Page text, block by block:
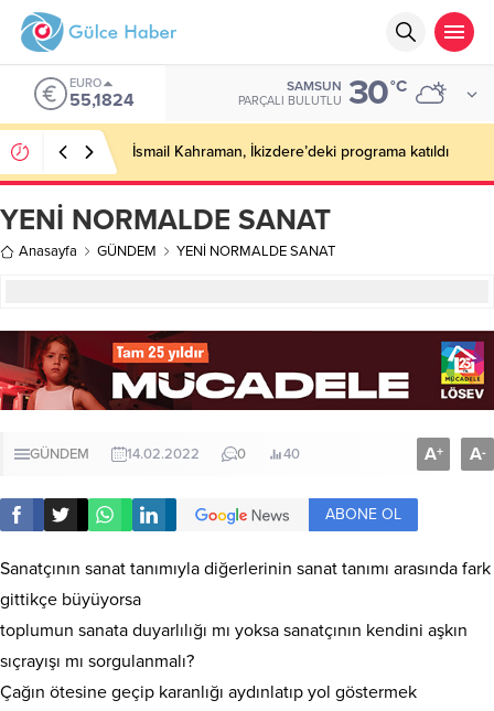
EURO
55,1824
SAMSUN
PARÇALI BULUTLU 30°C
İsmail Kahraman, İkizdere’deki programa katıldı
YENİ NORMALDE SANAT
Anasayfa GÜNDEM YENİ NORMALDE SANAT
GÜNDEM 14.02.2022 0 40 A+ A-
ABONE OL
Sanatçının sanat tanımıyla diğerlerinin sanat tanımı arasında fark
gittikçe büyüyorsa
toplumun sanata duyarlılığı mı yoksa sanatçının kendini aşkın
sıçrayışı mı sorgulanmalı?
Çağın ötesine geçip karanlığı aydınlatıp yol göstermek